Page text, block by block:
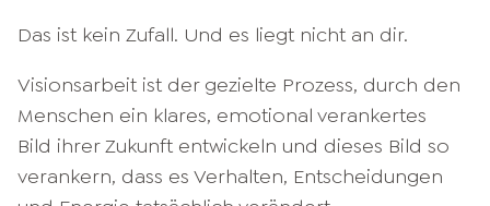
Das ist kein Zufall. Und es liegt nicht an dir.
Visionsarbeit ist der gezielte Prozess, durch den
Menschen ein klares, emotional verankertes
Bild ihrer Zukunft entwickeln und dieses Bild so
verankern, dass es Verhalten, Entscheidungen